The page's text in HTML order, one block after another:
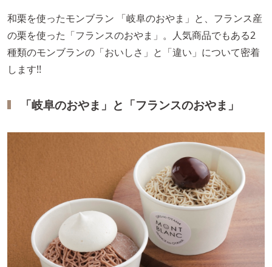
和栗を使ったモンブラン 「岐阜のおやま」と、フランス産
の栗を使った「フランスのおやま」。人気商品でもある2
種類のモンブランの「おいしさ」と「違い」について密着
します!!
「岐阜のおやま」と「フランスのおやま」